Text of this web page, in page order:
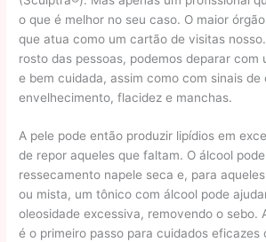
o que é melhor no seu caso. O maior
que atua como um cartão de visitas
rosto das pessoas, podemos deparar com
e bem cuidada, assim como com sinais de
envelhecimento, flacidez e manchas.
A pele pode então produzir lipídios em
de repor aqueles que faltam. O álcool
ressecamento napele seca e, para
ou mista, um tônico com álcool pode
oleosidade excessiva, removendo o sebo.
é o primeiro passo para cuidados eficazes